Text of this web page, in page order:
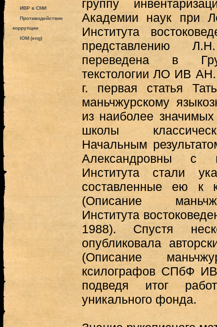
ИВР в СМИ
Противодействие
коррупции
IOM (eng)
группу
Академии наук при
Института
представлению
переведена в
текстологии ЛО ИВ
г. первая статья
маньчжурскому
из наиболее
школы
Начальным
Александровны с
Института стали
составленные ею к
(Описание
Института
1988). Спустя
опубликовала
(Описание
ксилографов СПбФ
подведя итог
уникального фонда.